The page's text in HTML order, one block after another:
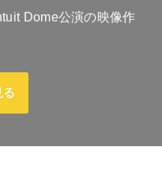
Dome公演の映像作
る